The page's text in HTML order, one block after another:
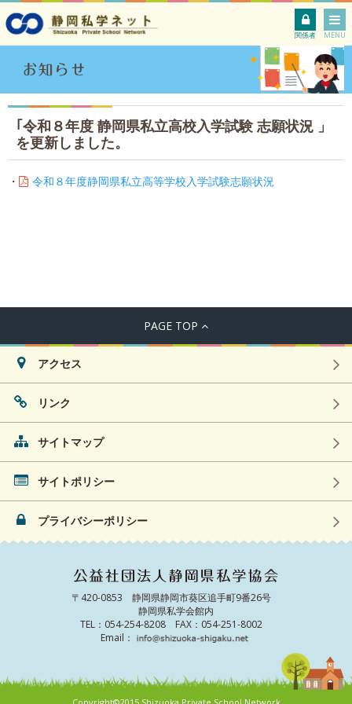
関係者 MENU
｢令和８年度 静岡県私立高校入学試験 志願状況 」
を更新しました。
・ 令和８年度静岡県私立高等学校入学試験志願状況
PAGE TOP
アクセス
リンク
サイトマップ
サイトポリシー
プライバシーポリシー
〒420-0853 静岡県静岡市葵区追手町9番26号
静岡県私学会館内
TEL：054-254-8208 FAX：054-251-8002
Email：